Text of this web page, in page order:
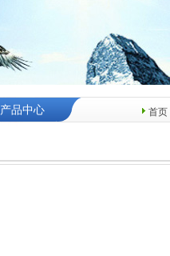
首页
产品中心